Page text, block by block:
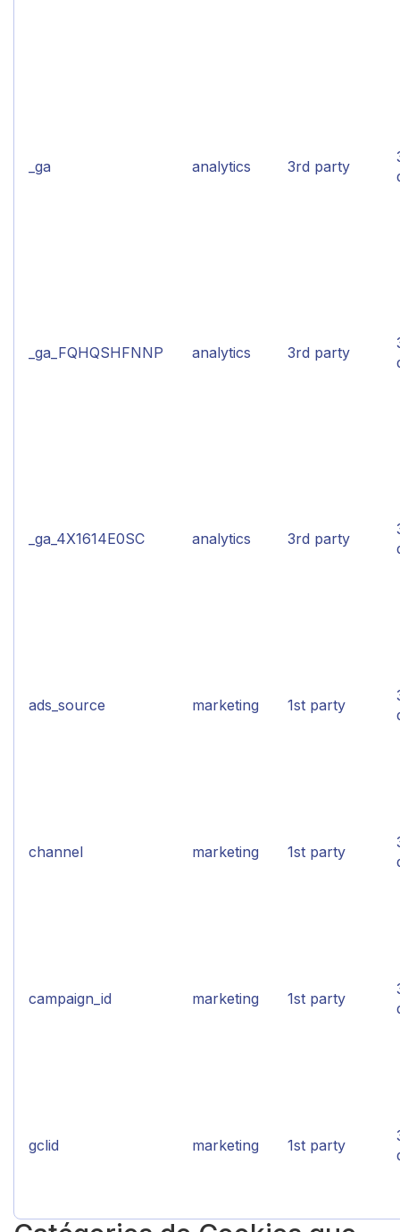
_ga analytics 3rd party
_ga_FQHQSHFNNP analytics 3rd party
_ga_4X1614E0SC analytics 3rd party
ads_source marketing 1st party
channel marketing 1st party
campaign_id marketing 1st party
gclid marketing 1st party